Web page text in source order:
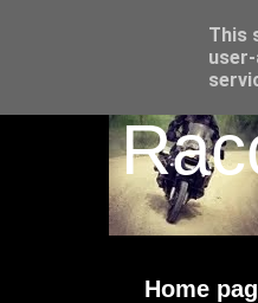
Home
This